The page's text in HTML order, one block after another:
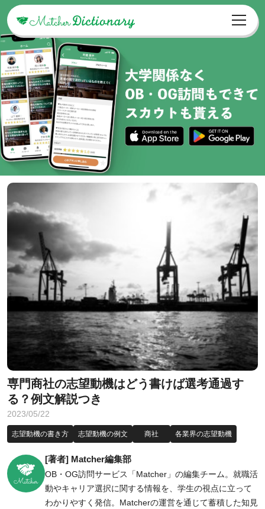
専門商社の志望動機はどう書けば選考通過す
る？例文解説つき
2023/05/22
志望動機の書き方 志望動機の例文 商社 各業界の志望動機
[著者] Matcher編集部
OB・OG訪問サービス「Matcher」の編集チーム。就職活
動やキャリア選択に関する情報を、学生の視点に立って
わかりやすく発信。Matcherの運営を通じて蓄積した知見